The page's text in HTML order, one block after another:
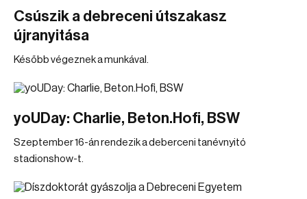
Csúszik a debreceni útszakasz
újranyitása
Később végeznek a munkával.
yoUDay: Charlie, Beton.Hofi, BSW
Szeptember 16-án rendezik a deberceni tanévnyitó
stadionshow-t.